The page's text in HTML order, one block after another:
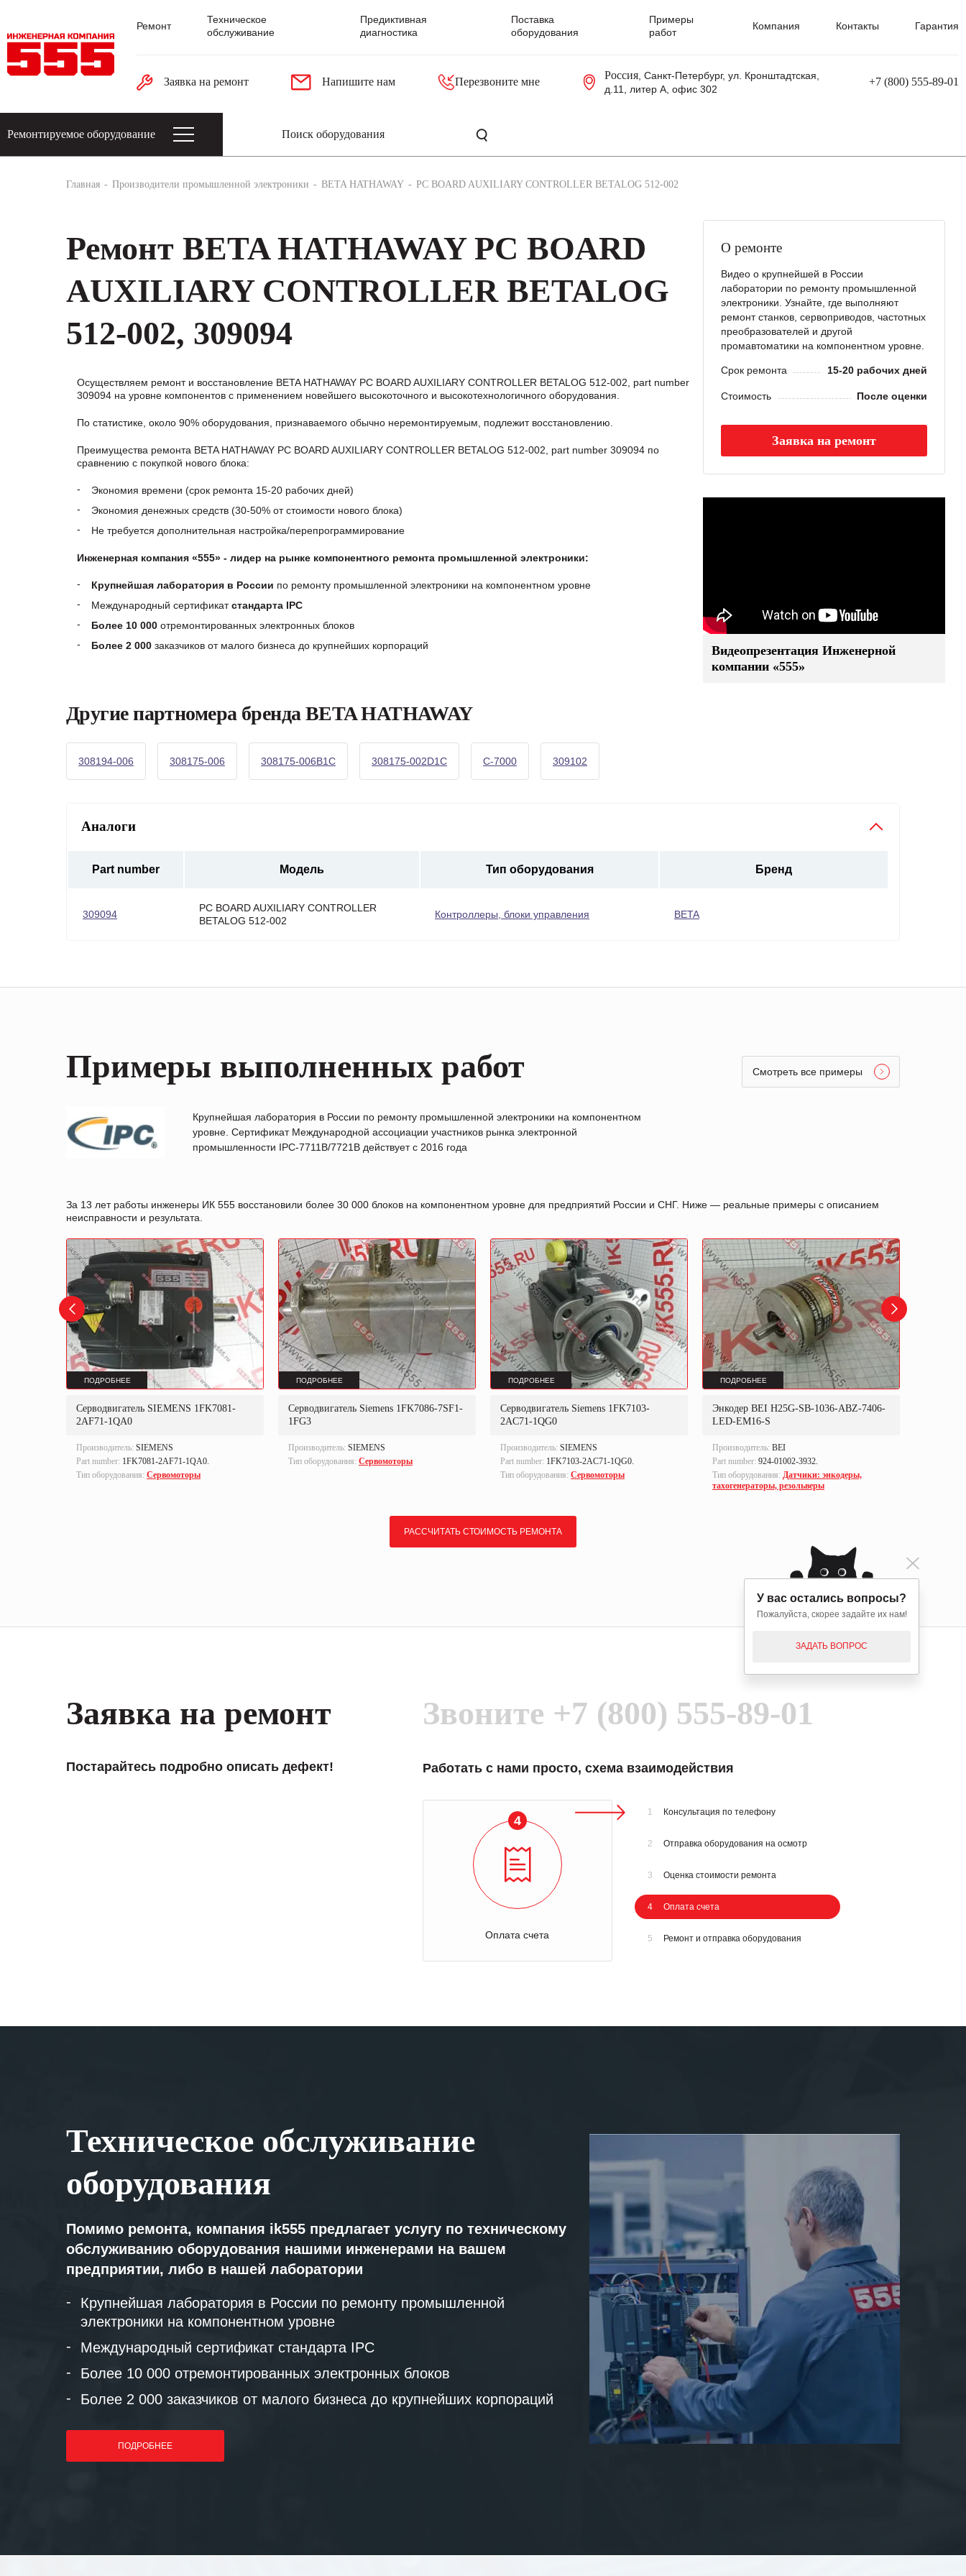
Ремонт
Техническое
обслуживание
Предиктивная
диагностика
Поставка
оборудования
Примеры
работ
Компания Контакты Гарантия
Заявка на ремонт Напишите нам Перезвоните мне
Россия, Санкт-Петербург, ул. Кронштадтская,
д.11, литер А, офис 302
+7 (800) 555-89-01
Ремонтируемое оборудование
Главная Производители промышленной электроники BETA HATHAWAY PC BOARD AUXILIARY CONTROLLER BETALOG 512-002
Ремонт BETA HATHAWAY PC BOARD
AUXILIARY CONTROLLER BETALOG
512-002, 309094
Осуществляем ремонт и восстановление BETA HATHAWAY PC BOARD AUXILIARY CONTROLLER BETALOG 512-002, part number
309094 на уровне компонентов с применением новейшего высокоточного и высокотехнологичного оборудования.
По статистике, около 90% оборудования, признаваемого обычно неремонтируемым, подлежит восстановлению.
Преимущества ремонта BETA HATHAWAY PC BOARD AUXILIARY CONTROLLER BETALOG 512-002, part number 309094 по
сравнению с покупкой нового блока:
Экономия времени (срок ремонта 15-20 рабочих дней)
Экономия денежных средств (30-50% от стоимости нового блока)
Не требуется дополнительная настройка/перепрограммирование
Инженерная компания «555» - лидер на рынке компонентного ремонта промышленной электроники:
Крупнейшая лаборатория в России по ремонту промышленной электроники на компонентном уровне
Международный сертификатстандарта IPC
Более 10 000 отремонтированных электронных блоков
Более 2 000 заказчиков от малого бизнеса до крупнейших корпораций
Другие партномера бренда BETA HATHAWAY
308194-006 308175-006 308175-006B1C 308175-002D1C C-7000 309102
О ремонте
Видео о крупнейшей в России
лаборатории по ремонту промышленной
электроники. Узнайте, где выполняют
ремонт станков, сервоприводов, частотных
преобразователей и другой
промавтоматики на компонентном уровне.
Срок ремонта 15-20 рабочих дней
Стоимость После оценки
Заявка на ремонт
Видеопрезентация Инженерной
компании «555»
Аналоги
Part number Модель Тип оборудования Бренд
309094
PC BOARD AUXILIARY CONTROLLER
BETALOG 512-002
Контроллеры, блоки управления BETA
Примеры выполненных работ
Крупнейшая лаборатория в России по ремонту промышленной электроники на компонентном
уровне. Сертификат Международной ассоциации участников рынка электронной
промышленности IPC-7711B/7721B действует с 2016 года
Смотреть все примеры
За 13 лет работы инженеры ИК 555 восстановили более 30 000 блоков на компонентном уровне для предприятий России и СНГ. Ниже — реальные примеры с описанием
неисправности и результата.
ПОДРОБНЕЕ
Серводвигатель SIEMENS 1FK7081-
2AF71-1QA0
Производитель: SIEMENS
Part number: 1FK7081-2AF71-1QA0.
Тип оборудования: Сервомоторы
ПОДРОБНЕЕ
Серводвигатель Siemens 1FK7086-7SF1-
1FG3
Производитель: SIEMENS
Тип оборудования: Сервомоторы
ПОДРОБНЕЕ
Серводвигатель Siemens 1FK7103-
2AC71-1QG0
Производитель: SIEMENS
Part number: 1FK7103-2AC71-1QG0.
Тип оборудования: Сервомоторы
ПОДРОБНЕЕ
Энкодер BEI H25G-SB-1036-ABZ-7406-
LED-EM16-S
Производитель: BEI
Part number: 924-01002-3932.
Тип оборудования: Датчики: энкодеры,
тахогенераторы, резольверы
РАССЧИТАТЬ СТОИМОСТЬ РЕМОНТА
Заявка на ремонт
Постарайтесь подробно описать дефект!
Звоните +7 (800) 555-89-01
Работать с нами просто, схема взаимодействия
4
Оплата счета
1 Консультация по телефону
2 Отправка оборудования на осмотр
3 Оценка стоимости ремонта
4 Оплата счета
5 Ремонт и отправка оборудования
Техническое обслуживание
оборудования
Помимо ремонта, компания ik555 предлагает услугу по техническому
обслуживанию оборудования нашими инженерами на вашем
предприятии, либо в нашей лаборатории
Крупнейшая лаборатория в России по ремонту промышленной
электроники на компонентном уровне
Международный сертификат стандарта IPC
Более 10 000 отремонтированных электронных блоков
Более 2 000 заказчиков от малого бизнеса до крупнейших корпораций
ПОДРОБНЕЕ
У вас остались вопросы?
Пожалуйста, скорее задайте их нам!
ЗАДАТЬ ВОПРОС